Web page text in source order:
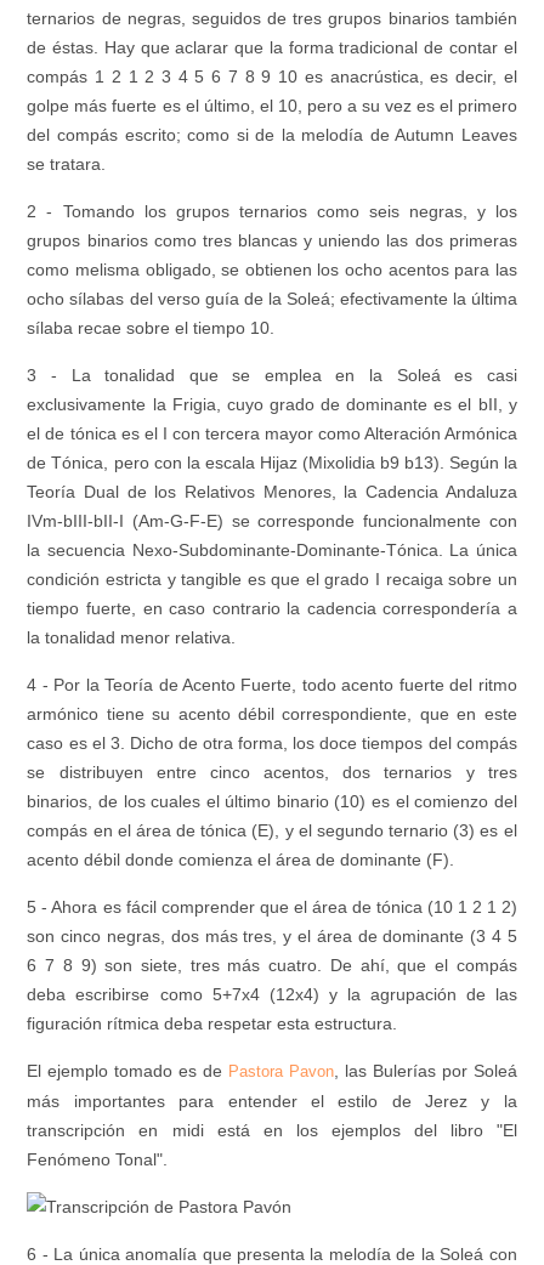
ternarios de negras, seguidos de tres grupos binarios también
de éstas. Hay que aclarar que la forma tradicional de contar el
compás 1 2 1 2 3 4 5 6 7 8 9 10 es anacrústica, es decir, el
golpe más fuerte es el último, el 10, pero a su vez es el primero
del compás escrito; como si de la melodía de Autumn Leaves
se tratara.
2 - Tomando los grupos ternarios como seis negras, y los
grupos binarios como tres blancas y uniendo las dos primeras
como melisma obligado, se obtienen los ocho acentos para las
ocho sílabas del verso guía de la Soleá; efectivamente la última
sílaba recae sobre el tiempo 10.
3 - La tonalidad que se emplea en la Soleá es casi
exclusivamente la Frigia, cuyo grado de dominante es el bII, y
el de tónica es el I con tercera mayor como Alteración Armónica
de Tónica, pero con la escala Hijaz (Mixolidia b9 b13). Según la
Teoría Dual de los Relativos Menores, la Cadencia Andaluza
IVm-bIII-bII-I (Am-G-F-E) se corresponde funcionalmente con
la secuencia Nexo-Subdominante-Dominante-Tónica. La única
condición estricta y tangible es que el grado I recaiga sobre un
tiempo fuerte, en caso contrario la cadencia correspondería a
la tonalidad menor relativa.
4 - Por la Teoría de Acento Fuerte, todo acento fuerte del ritmo
armónico tiene su acento débil correspondiente, que en este
caso es el 3. Dicho de otra forma, los doce tiempos del compás
se distribuyen entre cinco acentos, dos ternarios y tres
binarios, de los cuales el último binario (10) es el comienzo del
compás en el área de tónica (E), y el segundo ternario (3) es el
acento débil donde comienza el área de dominante (F).
5 - Ahora es fácil comprender que el área de tónica (10 1 2 1 2)
son cinco negras, dos más tres, y el área de dominante (3 4 5
6 7 8 9) son siete, tres más cuatro. De ahí, que el compás
deba escribirse como 5+7x4 (12x4) y la agrupación de las
figuración rítmica deba respetar esta estructura.
El ejemplo tomado es de Pastora Pavon, las Bulerías por Soleá
más importantes para entender el estilo de Jerez y la
transcripción en midi está en los ejemplos del libro "El
Fenómeno Tonal".
6 - La única anomalía que presenta la melodía de la Soleá con